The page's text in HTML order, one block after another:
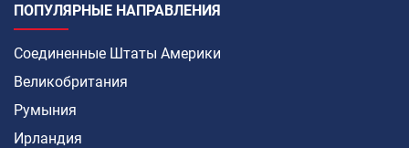
ПОПУЛЯРНЫЕ НАПРАВЛЕНИЯ
Соединенные Штаты Америки
Великобритания
Румыния
Ирландия